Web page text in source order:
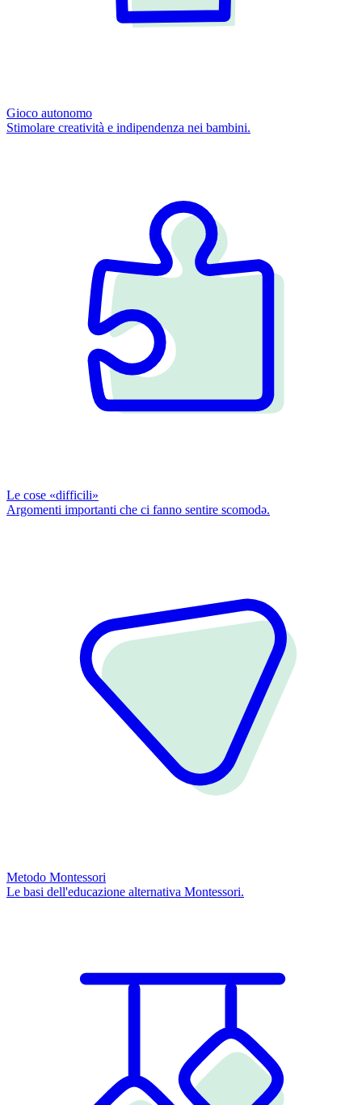
Gioco autonomo
Stimolare creatività e indipendenza nei bambini.
Le cose «difficili»
Argomenti importanti che ci fanno sentire scomodǝ.
Metodo Montessori
Le basi dell'educazione alternativa Montessori.